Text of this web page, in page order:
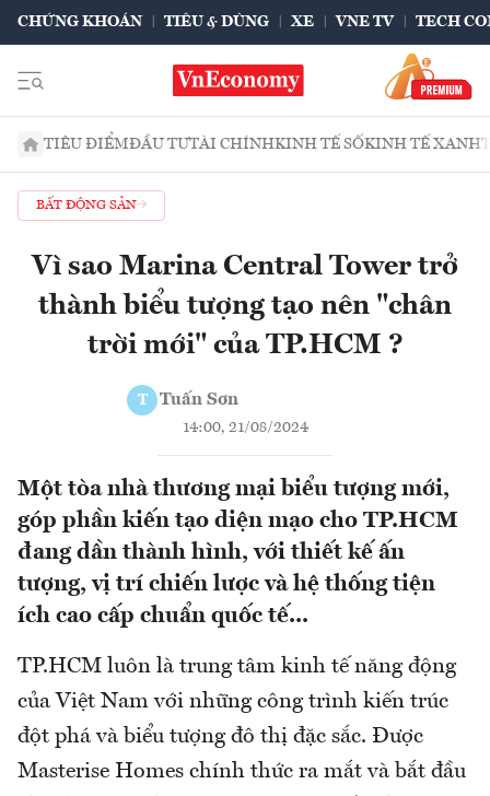
CHỨNG KHOÁN TIÊU & DÙNG XE VNE TV TECH
TIÊU ĐIỂMĐẦU TƯTÀI CHÍNHKINH TẾ SỐKINH TẾ XANH
BẤT ĐỘNG SẢN
Vì sao Marina Central Tower trở
thành biểu tượng tạo nên "chân
trời mới" của TP.HCM ?
T Tuấn Sơn
14:00, 21/08/2024
Một tòa nhà thương mại biểu tượng mới,
góp phần kiến tạo diện mạo cho TP.HCM
đang dần thành hình, với thiết kế ấn
tượng, vị trí chiến lược và hệ thống tiện
ích cao cấp chuẩn quốc tế...
TP.HCM luôn là trung tâm kinh tế năng động
của Việt Nam với những công trình kiến trúc
đột phá và biểu tượng đô thị đặc sắc. Được
Masterise Homes chính thức ra mắt và bắt đầu